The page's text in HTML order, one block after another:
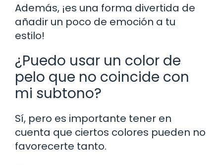
Además, ¡es una forma divertida de
añadir un poco de emoción a tu
estilo!
¿Puedo usar un color de
pelo que no coincide con
mi subtono?
Sí, pero es importante tener en
cuenta que ciertos colores pueden no
favorecerte tanto.